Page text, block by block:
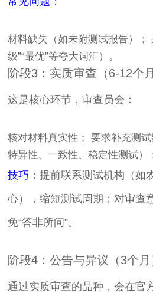
材料缺失（如未附测试报告）；
级”“最优”等夸大词汇）。
阶段3：实质审查（6-12个月
这是核心环节，审查员会：
核对材料真实性； 要求补充测
特异性、一致性、稳定性测试）
技巧 ：提前联系测试机构（如
心），缩短测试周期；对审查
免“答非所问”。
阶段4：公告与异议（3个月
通过实质审查的品种，会在官